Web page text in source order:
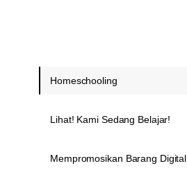
Homeschooling
Lihat! Kami Sedang Belajar!
Mempromosikan Barang Digital